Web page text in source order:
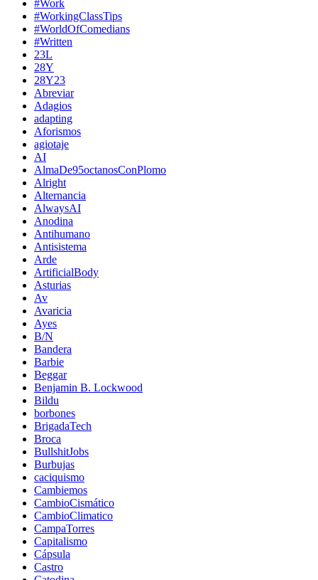
#Work
#WorkingClassTips
#WorldOfComedians
#Written
23L
28Y
28Y23
Abreviar
Adagios
adapting
Aforismos
agiotaje
AI
AlmaDe95octanosConPlomo
Alright
Alternancia
AlwaysAI
Anodina
Antihumano
Antisistema
Arde
ArtificialBody
Asturias
Av
Avaricia
Ayes
B/N
Bandera
Barbie
Beggar
Benjamin B. Lockwood
Bildu
borbones
BrigadaTech
Broca
BullshitJobs
Burbujas
caciquismo
Cambiemos
CambioCismático
CambioClimatico
CampaTorres
Capitalismo
Cápsula
Castro